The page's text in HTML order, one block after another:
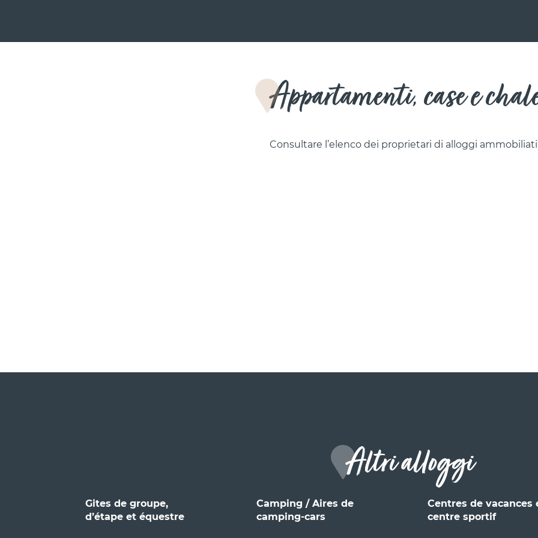
Appartamenti, case e
Consultare l’elenco dei proprietari di alloggi ammobiliati
Altri alloggi
Gites de groupe,
d’étape et équestre
Camping / Aires de
camping-cars
Centres de vacances
centre sportif